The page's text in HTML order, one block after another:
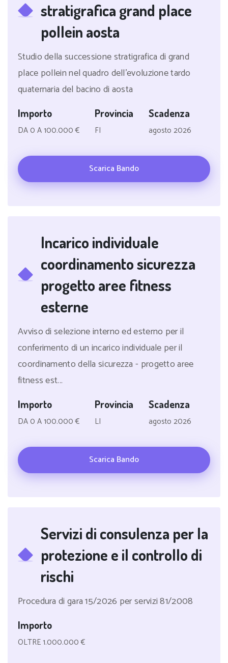
stratigrafica grand place
pollein aosta
Studio della successione stratigrafica di grand
place pollein nel quadro dell'evoluzione tardo
quaternaria del bacino di aosta
Importo
DA 0 A 100.000 €
Provincia
FI
Scadenza
agosto 2026
Scarica Bando
Incarico individuale
coordinamento sicurezza
progetto aree fitness
esterne
Avviso di selezione interno ed esterno per il
conferimento di un incarico individuale per il
coordinamento della sicurezza - progetto aree
fitness est...
Importo
DA 0 A 100.000 €
Provincia
LI
Scadenza
agosto 2026
Scarica Bando
Servizi di consulenza per la
protezione e il controllo di
rischi
Procedura di gara 15/2026 per servizi 81/2008
Importo
OLTRE 1.000.000 €